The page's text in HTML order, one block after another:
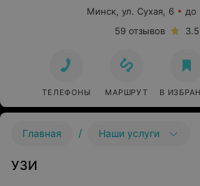
Минск, ул. Сухая, 6
до
59 отзывов
3.5
ТЕЛЕФОНЫ МАРШРУТ В
Главная / Наши услуги
УЗИ